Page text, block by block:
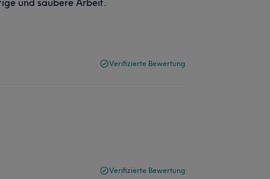
Verifizierte Bewertung
Verifizierte Bewertung